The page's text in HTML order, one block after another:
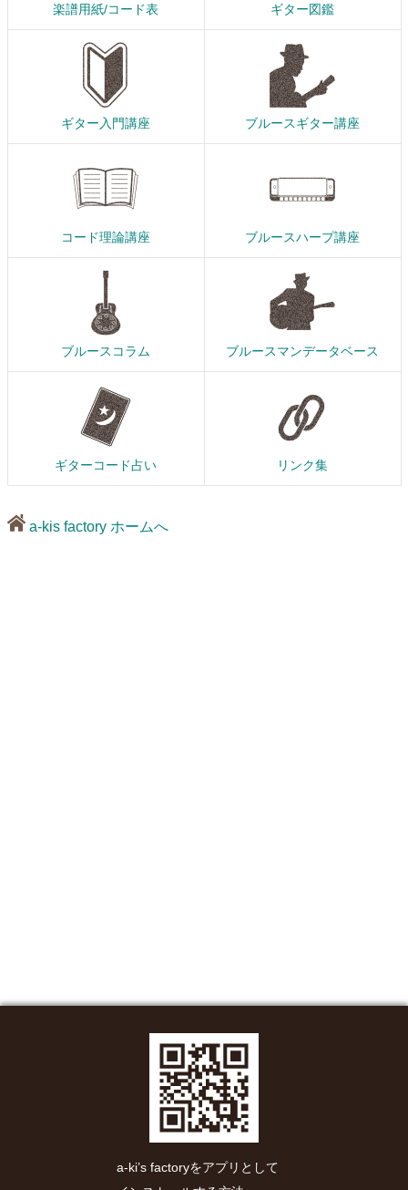
楽譜用紙/コード表 ギター図鑑
ギター入門講座 ブルースギター講座
コード理論講座 ブルースハープ講座
ブルースコラム ブルースマンデータベース
ギターコード占い リンク集
a-kis factory ホームへ
a-ki’s factoryをアプリとして